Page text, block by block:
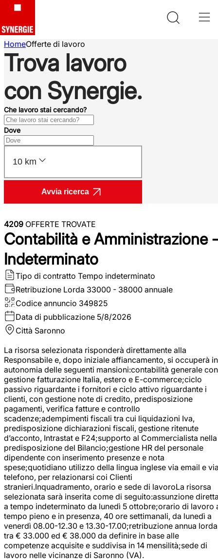
HomeOfferte di lavoro
Trova lavoro
con Synergie.
Che lavoro stai cercando?
Dove
10 km
Avvia ricerca
4209 OFFERTE TROVATE
Contabilità e Amministrazione -
Indeterminato
Tipo di contratto Tempo indeterminato
Retribuzione Lorda 33000 - 38000 annuale
Codice annuncio 349825
Data di pubblicazione 5/8/2026
Città Saronno
La risorsa selezionata risponderà direttamente alla
Responsabile e, dopo iniziale affiancamento, si occuperà in
autonomia delle seguenti mansioni:contabilità generale con
gestione fatturazione Italia, estero e E-commerce;ciclo
passivo riguardante i fornitori e ciclo attivo riguardante i
clienti, con gestione note di credito, predisposizione
pagamenti, verifica fatture e controllo
scadenze;adempimenti fiscali tra cui liquidazioni Iva,
predisposizione dichiarazioni fiscali, gestione ritenute
d’acconto, Intrastat e F24;supporto al Commercialista nella
predisposizione del Bilancio;gestione HR del personale
dipendente con inserimento presenze e nota
spese;quotidiano utilizzo della lingua inglese via email e
telefono, per relazionarsi coi Clienti
stranieri.Inquadramento, orario e sede di lavoroLa risorsa
selezionata sarà inserita come di seguito:assunzione
a tempo indeterminato da lunedì 5 ottobre;orario di lavoro
tempo pieno e in presenza, 40 ore settimanali, da lunedì a
venerdì 08.00-12.30 e 13.30-17.00;retribuzione annua lorda
tra € 33.000 ed € 38.000 da definire in base alle
competenze acquisite e suddivisa in 14 mensilità;sede di
lavoro nelle vicinanze di Saronno (VA).